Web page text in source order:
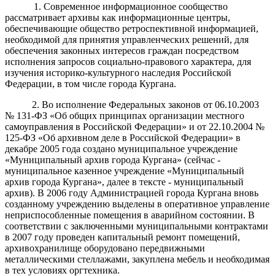
1. Современное информационное сообщество
рассматривает архивы как информационные центры,
обеспечивающие общество ретроспективной информацией,
необходимой для принятия управленческих решений, для
обеспечения законных интересов граждан посредством
исполнения запросов социально-правового характера, для
изучения историко-культурного наследия Российской
Федерации, в том числе города Кургана.
2. Во исполнение Федеральных законов от 06.10.2003
№ 131-ФЗ «Об общих принципах организации местного
самоуправления в Российской Федерации» и от 22.10.2004 №
125-ФЗ «Об архивном деле в Российской Федерации» в
декабре 2005 года создано муниципальное учреждение
«Муниципальный архив города Кургана» (сейчас -
муниципальное казенное учреждение «Муниципальный
архив города Кургана», далее в тексте - муниципальный
архив). В 2006 году Администрацией города Кургана вновь
созданному учреждению выделены в оперативное управление
неприспособленные помещения в аварийном состоянии. В
соответствии с заключенными муниципальными контрактами
в 2007 году проведен капитальный ремонт помещений,
архивохранилище оборудовано передвижными
металлическими стеллажами, закуплена мебель и необходимая
в тех условиях оргтехника.